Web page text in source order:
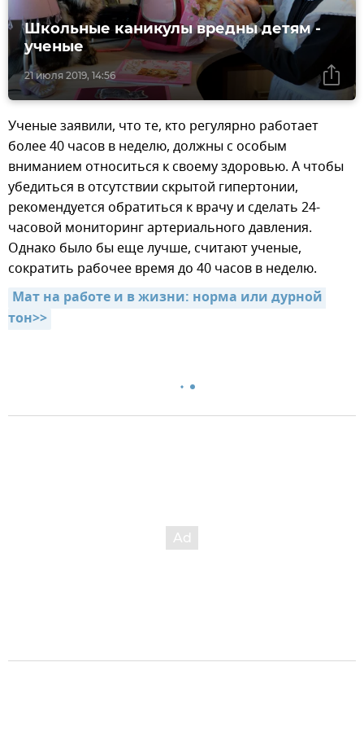
21 июля 2019, 14:56
Школьные каникулы вредны детям -
ученые
Ученые заявили, что те, кто регулярно работает
более 40 часов в неделю, должны с особым
вниманием относиться к своему здоровью. А чтобы
убедиться в отсутствии скрытой гипертонии,
рекомендуется обратиться к врачу и сделать 24-
часовой мониторинг артериального давления.
Однако было бы еще лучше, считают ученые,
сократить рабочее время до 40 часов в неделю.
Мат на работе и в жизни: норма или дурной
тон>>